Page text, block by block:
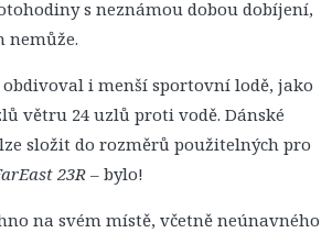
s neznámou dobou dobíjení,
nemůže.
i menší sportovní lodě, jako
větru 24 uzlů proti vodě. Dánské
složit do rozměrů použitelných pro
23R– bylo!
na svém místě, včetně neúnavného